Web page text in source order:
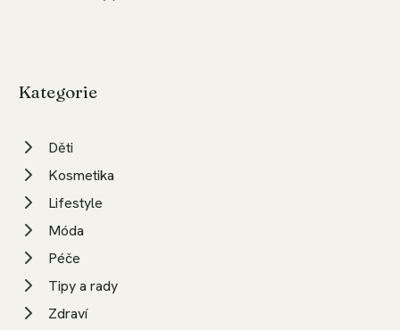
Kategorie
Děti
Kosmetika
Lifestyle
Móda
Péče
Tipy a rady
Zdraví